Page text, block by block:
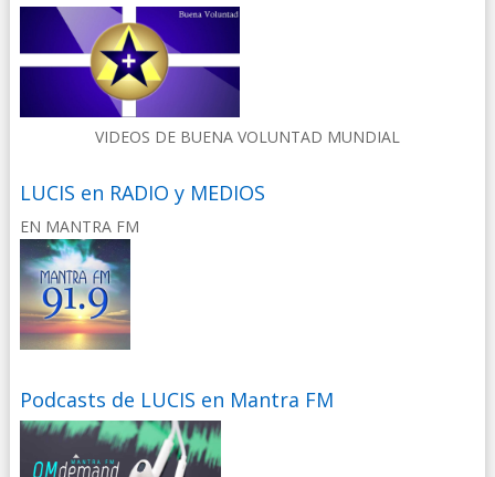
VIDEOS DE BUENA VOLUNTAD MUNDIAL
LUCIS en RADIO y MEDIOS
EN MANTRA FM
Podcasts de LUCIS en Mantra FM